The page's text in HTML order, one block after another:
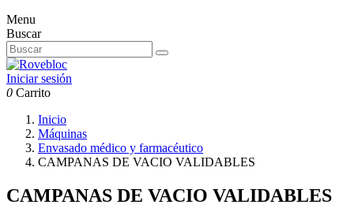
Menu
Buscar
Iniciar sesión
0 Carrito
Inicio
Máquinas
Envasado médico y farmacéutico
CAMPANAS DE VACIO VALIDABLES
CAMPANAS DE VACIO VALIDABLES